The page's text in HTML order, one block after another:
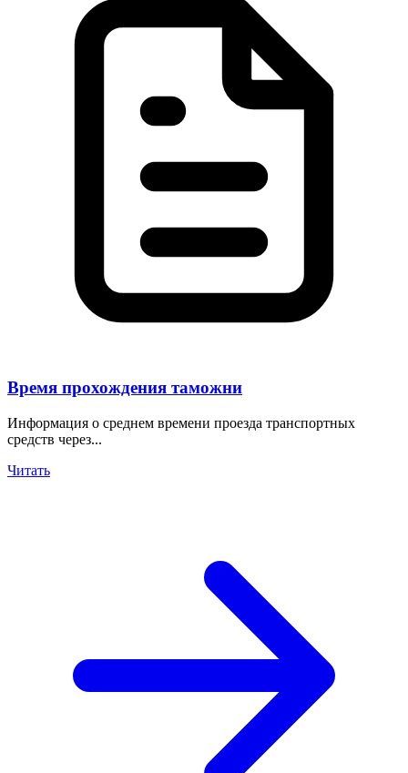
Время прохождения таможни
Информация о среднем времени проезда транспортных
средств через...
Читать